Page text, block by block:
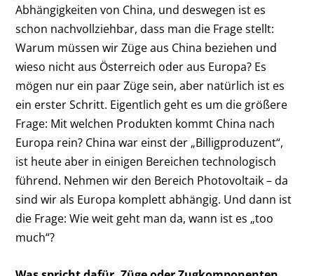
Abhängigkeiten von China, und deswegen ist es
schon nachvollziehbar, dass man die Frage stellt:
Warum müssen wir Züge aus China beziehen und
wieso nicht aus Österreich oder aus Europa? Es
mögen nur ein paar Züge sein, aber natürlich ist es
ein erster Schritt. Eigentlich geht es um die größere
Frage: Mit welchen Produkten kommt China nach
Europa rein? China war einst der „Billigproduzent“,
ist heute aber in einigen Bereichen technologisch
führend. Nehmen wir den Bereich Photovoltaik – da
sind wir als Europa komplett abhängig. Und dann ist
die Frage: Wie weit geht man da, wann ist es „too
much“?